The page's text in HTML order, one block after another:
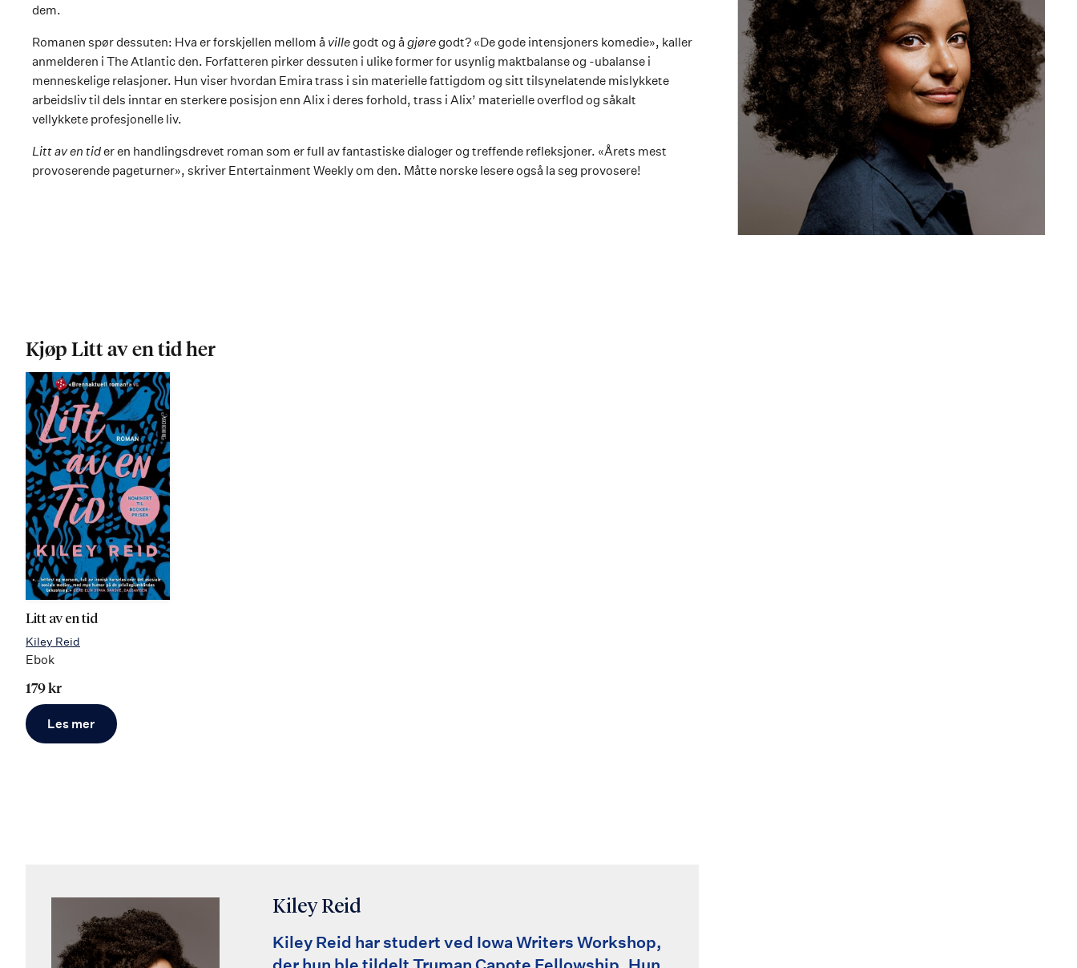
dem.
Romanen spør dessuten: Hva er forskjellen mellom å villegodt og ågjøregodt? «De gode intensjoners komedie», kaller
anmelderen i The Atlantic den. Forfatteren pirker dessuten i ulike former for usynlig maktbalanse og -ubalanse i
menneskelige relasjoner. Hun viser hvordan Emira trass i sin materielle fattigdom og sitt tilsynelatende mislykkete
arbeidsliv til dels inntar en sterkere posisjon enn Alix i deres forhold, trass i Alix’ materielle overflod og såkalt
vellykkete profesjonelle liv.
Litt av en tider en handlingsdrevet roman som er full av fantastiske dialoger og treffende refleksjoner. «Årets mest
provoserende pageturner», skriver Entertainment Weekly om den. Måtte norske lesere også la seg provosere!
Kjøp Litt av en tid her
Litt av en tid
Kiley Reid
Ebok
179 kr
Les mer
Kiley Reid
Kiley Reid har studert ved Iowa Writers Workshop,